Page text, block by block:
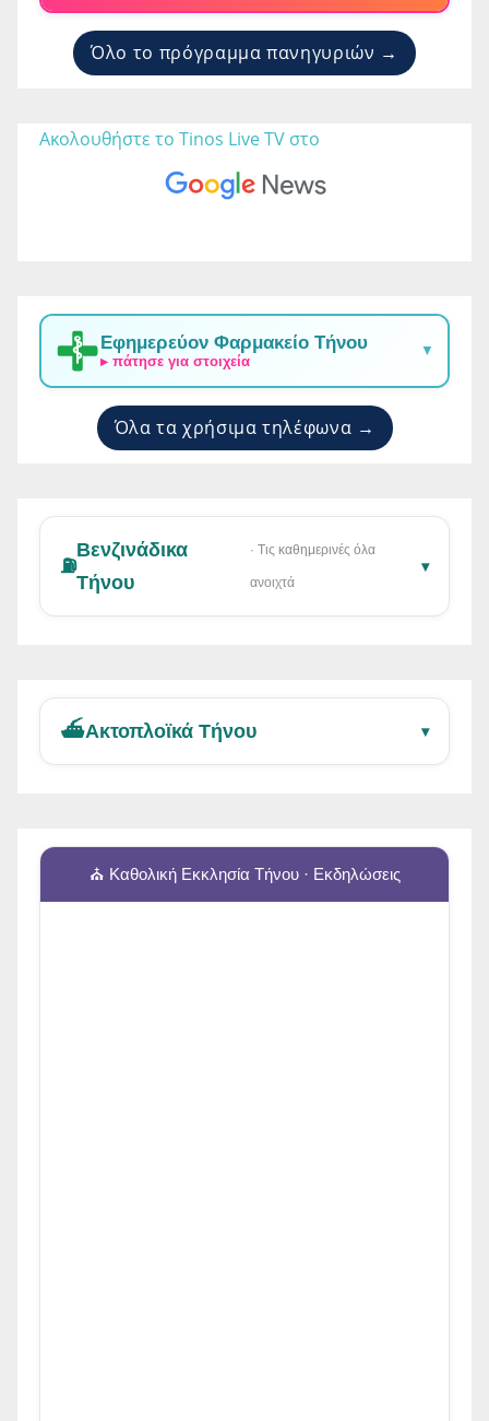
Όλο το πρόγραμμα πανηγυριών →
Ακολουθήστε το Tinos Live TV στο
Εφημερεύον Φαρμακείο Τήνου
▸ πάτησε για στοιχεία
▼
Όλα τα χρήσιμα τηλέφωνα →
⛽
Βενζινάδικα
Τήνου
· Τις καθημερινές όλα
ανοιχτά
▾
⛴️Ακτοπλοϊκά Τήνου ▾
⛪ Καθολική Εκκλησία Τήνου · Εκδηλώσεις